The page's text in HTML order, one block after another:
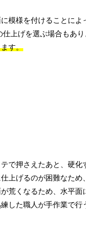
模様を付けることによ
上げを選ぶ場合もあり
す。
で押さえたあと、硬
上げるのが困難なた
荒くなるため、水平
した職人が手作業で